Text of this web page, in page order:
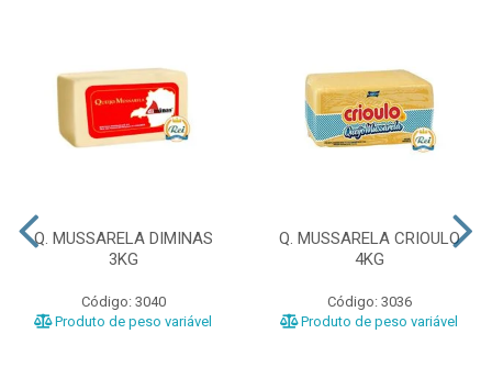
Q. MUSSARELA DIMINAS
3KG
Código: 3040
Produto de peso variável
Q. MUSSARELA CRIOULO
4KG
Código: 3036
Produto de peso variável